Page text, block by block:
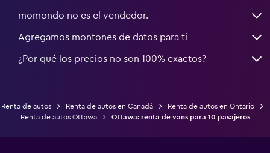
momondo no es el vendedor.
Agregamos montones de datos para ti
¿Por qué los precios no son 100% exactos?
Renta de autos Renta de autos en Canadá
Renta de autos en Ontario
Renta de autos Ottawa
Ottawa: renta de vans para 10 pasajeros